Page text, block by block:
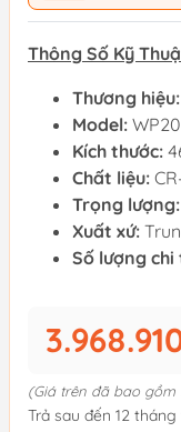
Thông Số Kỹ
Thương hiệu:
Model:
Kích thước:
Chất liệu:
Trọng lượng:
Xuất xứ:
Số lượng
(Giá trên đã bao gồm
Trả sau đến 12 tháng